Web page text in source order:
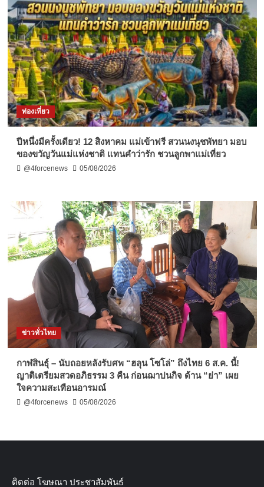
ท่องเที่ยว
ปีหนึ่งมีครั้งเดียว! 12 สิงหาคม แม่เข้าฟรี สวนนงนุชพัทยา มอบ
ของขวัญวันแม่แห่งชาติ แทนคำว่ารัก ชวนลูกพาแม่เที่ยว
@4forcenews 05/08/2026
ข่าวทั่วไทย
กาฬสินธุ์ – นับถอยหลังรับศพ “ฮลุน โซโล่” ถึงไทย 6 ส.ค. นี้!
ญาติเตรียมสวดอภิธรรม 3 คืน ก่อนฌาปนกิจ ด้าน “ย่า” เผย
ใจความสะเทือนอารมณ์
@4forcenews 05/08/2026
ติดต่อ​ โฆษณา​ ประชาสัมพันธ์